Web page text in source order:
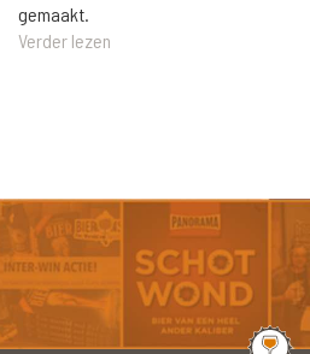
gemaakt.
Verder lezen